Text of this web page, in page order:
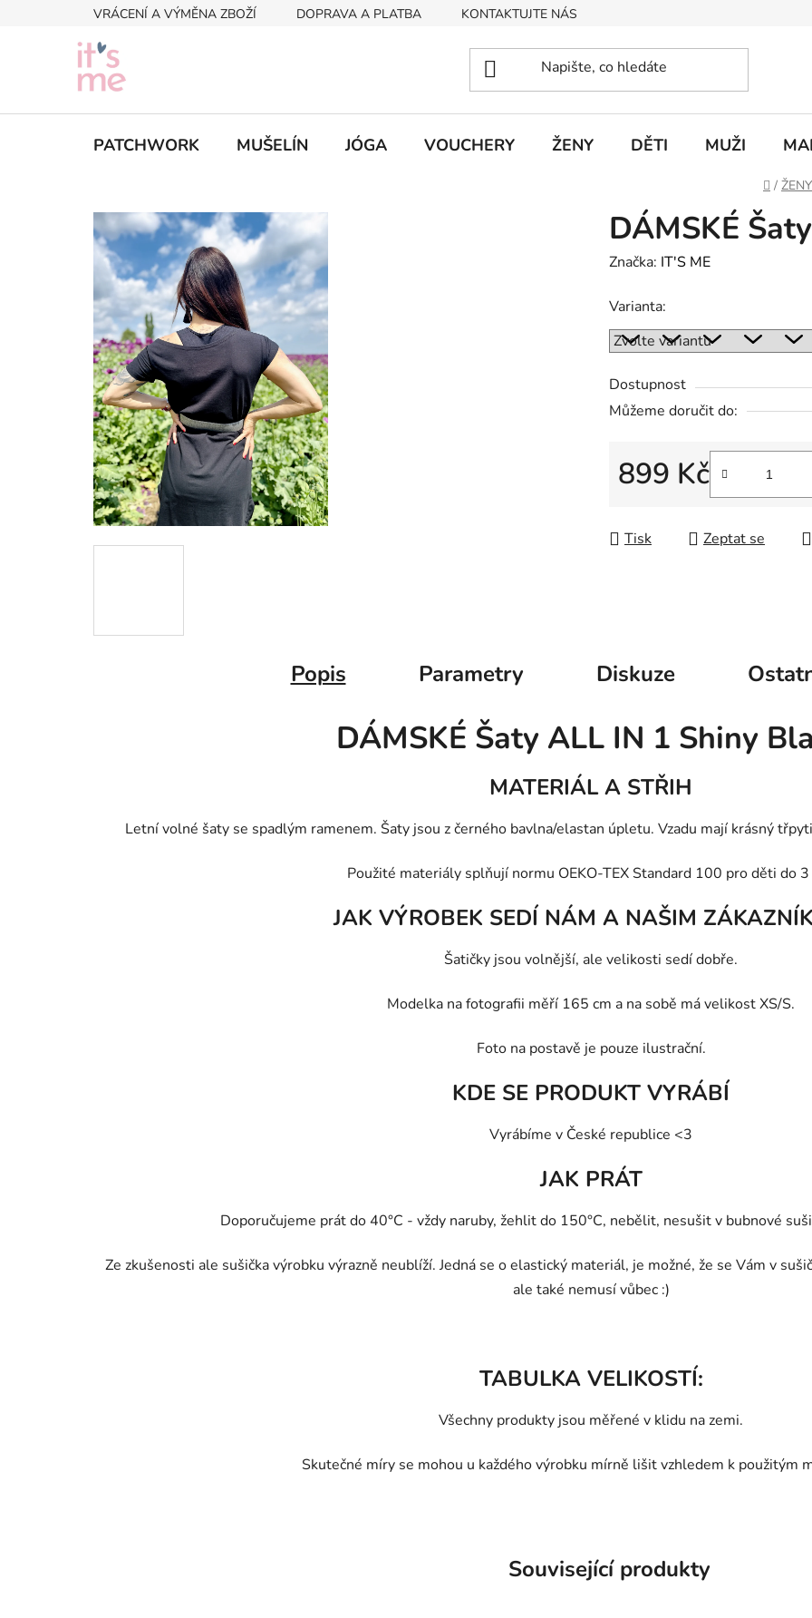
VRÁCENÍ A VÝMĚNA ZBOŽÍ DOPRAVA A PLATBA KONTAKTUJTE NÁS
PATCHWORK MUŠELÍN JÓGA VOUCHERY ŽENY DĚTI MUŽI
Domů
/ ŽENY
DÁMSKÉ
Značka: IT'S ME
Varianta:
Dostupnost
Můžeme doručit do:
899 Kč
Tisk
Zeptat se
Popis Parametry Diskuze
DÁMSKÉ Šaty ALL IN 1 Shiny
MATERIÁL A STŘIH
Letní volné šaty se spadlým ramenem. Šaty jsou z černého bavlna/elastan úpletu. Vzadu mají krásný
Použité materiály splňují normu OEKO-TEX Standard 100 pro děti do
JAK VÝROBEK SEDÍ NÁM A NAŠIM
Šatičky jsou volnější, ale velikosti sedí dobře.
Modelka na fotografii měří 165 cm a na sobě má velikost XS/S.
Foto na postavě je pouze ilustrační.
KDE SE PRODUKT VYRÁBÍ
Vyrábíme v České republice <3
JAK PRÁT
Doporučujeme prát do 40°C - vždy naruby, žehlit do 150°C, nebělit, nesušit v bubnové
Ze zkušenosti ale sušička výrobku výrazně neublíží. Jedná se o elastický materiál, je možné, že se Vám v
ale také nemusí vůbec :)
TABULKA VELIKOSTÍ:
Všechny produkty jsou měřené v klidu na zemi.
Skutečné míry se mohou u každého výrobku mírně lišit vzhledem k použitým
Související produkty